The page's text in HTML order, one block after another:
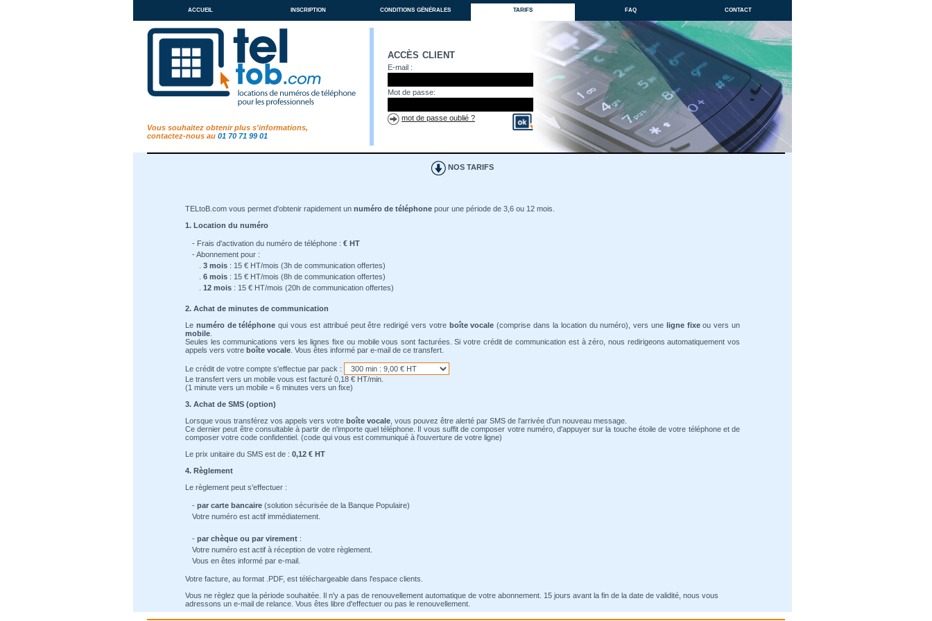
accueil inscription conditions générales tarifs faq contact
Vous souhaitez obtenir plus s'informations,
contactez-nous au 01 70 71 99 01
accès client
E-mail :
Mot de passe:
mot de passe oublié ?
NOS TARIFS
TELtoB.com vous permet d'obtenir rapidement un numéro de téléphone pour une période de 3,6 ou 12 mois.
1. Location du numéro
- Frais d'activation du numéro de téléphone : € HT
- Abonnement pour :
3 mois : 15 € HT/mois (3h de communication offertes)
6 mois : 15 € HT/mois (8h de communication offertes)
12 mois : 15 € HT/mois (20h de communication offertes)
2. Achat de minutes de communication
Le numéro de téléphone qui vous est attribué peut être redirigé vers votre boîte vocale (comprise dans la location du numéro), vers une ligne fixeou vers un
mobile
Seules les communications vers les lignes fixe ou mobile vous sont facturées. Si votre crédit de communication est à zéro, nous redirigeons automatiquement vos
appels vers votre boîte vocale . Vous êtes informé par e-mail de ce transfert.
Le crédit de votre compte s'effectue par pack :
Le transfert vers un mobile vous est facturé 0,18 € HT/min.
(1 minute vers un mobile = 6 minutes vers un fixe)
3. Achat de SMS (option)
Lorsque vous transférez vos appels vers votre boîte vocale , vous pouvez être alerté par SMS de l'arrivée d'un nouveau message.
Ce dernier peut être consultable à partir de n'importe quel téléphone. Il vous suffit de composer votre numéro, d'appuyer sur la touche étoile de votre téléphone et de
composer votre code confidentiel. (code qui vous est communiqué à l'ouverture de votre ligne)
Le prix unitaire du SMS est de : 0,12 € HT
4. Règlement
Le règlement peut s'effectuer :
- par carte bancaire (solution sécurisée de la Banque Populaire)
Votre numéro est actif immédiatement.
- par chèque ou par virement :
Votre numéro est actif à réception de votre règlement.
Vous en êtes informé par e-mail.
Votre facture, au format .PDF, est téléchargeable dans l'espace clients.
Vous ne règlez que la période souhaitée. Il n'y a pas de renouvellement automatique de votre abonnement. 15 jours avant la fin de la date de validité, nous vous
adressons un e-mail de relance. Vous êtes libre d'effectuer ou pas le renouvellement.